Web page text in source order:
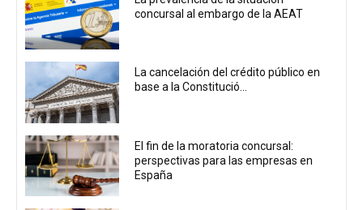
concursal al embargo de la AEAT
La cancelación del crédito público en
base a la Constitució...
El fin de la moratoria concursal:
perspectivas para las empresas en
España